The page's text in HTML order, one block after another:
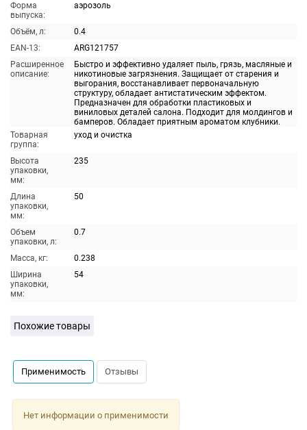
Форма
выпуска:
аэрозоль
Объём, л:
0.4
EAN-13:
ARG121757
Расширенное
описание:
Быстро и эффективно удаляет пыль, грязь, масляные и
никотиновые загрязнения. Защищает от старения и
выгорания, восстанавливает первоначальную
структуру, обладает антистатическим эффектом.
Предназначен для обработки пластиковых и
виниловых деталей салона. Подходит для молдингов и
бамперов. Обладает приятным ароматом клубники.
Товарная
группа:
уход и очистка
Высота
упаковки,
мм:
235
Длина
упаковки,
мм:
50
Объем
упаковки, л:
0.7
Масса, кг:
0.238
Ширина
упаковки,
мм:
54
Похожие товары
Применимость Отзывы
Нет информации о применимости